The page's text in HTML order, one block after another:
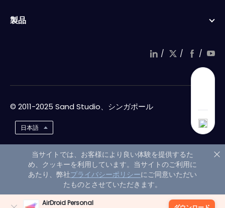
AirDroid Personal
製品
/ / /
© 2011-2025 Sand Studio、シンガポール
日本語
当サイトでは、お客様により良い体験を提供するた
め、クッキーを利用しています。当サイトのご利用に
あたり、弊社プライバシーポリシーにご同意いただい
たものとさせていただきます。